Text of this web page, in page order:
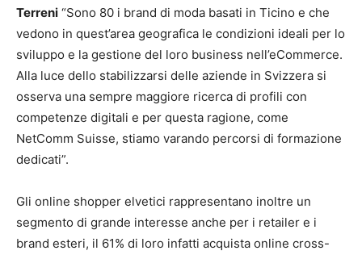
Terreni “Sono 80 i brand di moda basati in Ticino e che
vedono in quest’area geografica le condizioni ideali per lo
sviluppo e la gestione del loro business nell’eCommerce.
Alla luce dello stabilizzarsi delle aziende in Svizzera si
osserva una sempre maggiore ricerca di profili con
competenze digitali e per questa ragione, come
NetComm Suisse, stiamo varando percorsi di formazione
dedicati”.
Gli online shopper elvetici rappresentano inoltre un
segmento di grande interesse anche per i retailer e i
brand esteri, il 61% di loro infatti acquista online cross-